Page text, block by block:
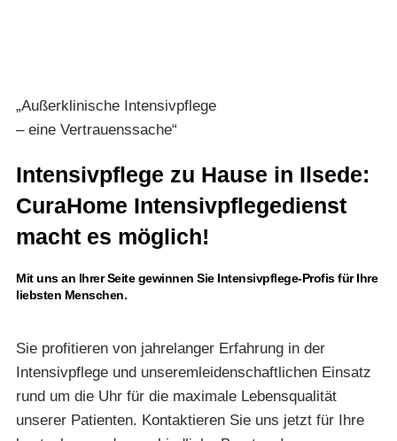
„Außerklinische Intensivpflege
– eine Vertrauenssache“
Intensivpflege zu Hause in Ilsede:
CuraHome Intensivpflegedienst
macht es möglich!
Mit uns an Ihrer Seite gewinnen Sie Intensivpflege-Profis für Ihre
liebsten Menschen.
Sie profitieren von jahrelanger Erfahrung in der
Intensivpflege und unseremleidenschaftlichen Einsatz
rund um die Uhr für die maximale Lebensqualität
unserer Patienten. Kontaktieren Sie uns jetzt für Ihre